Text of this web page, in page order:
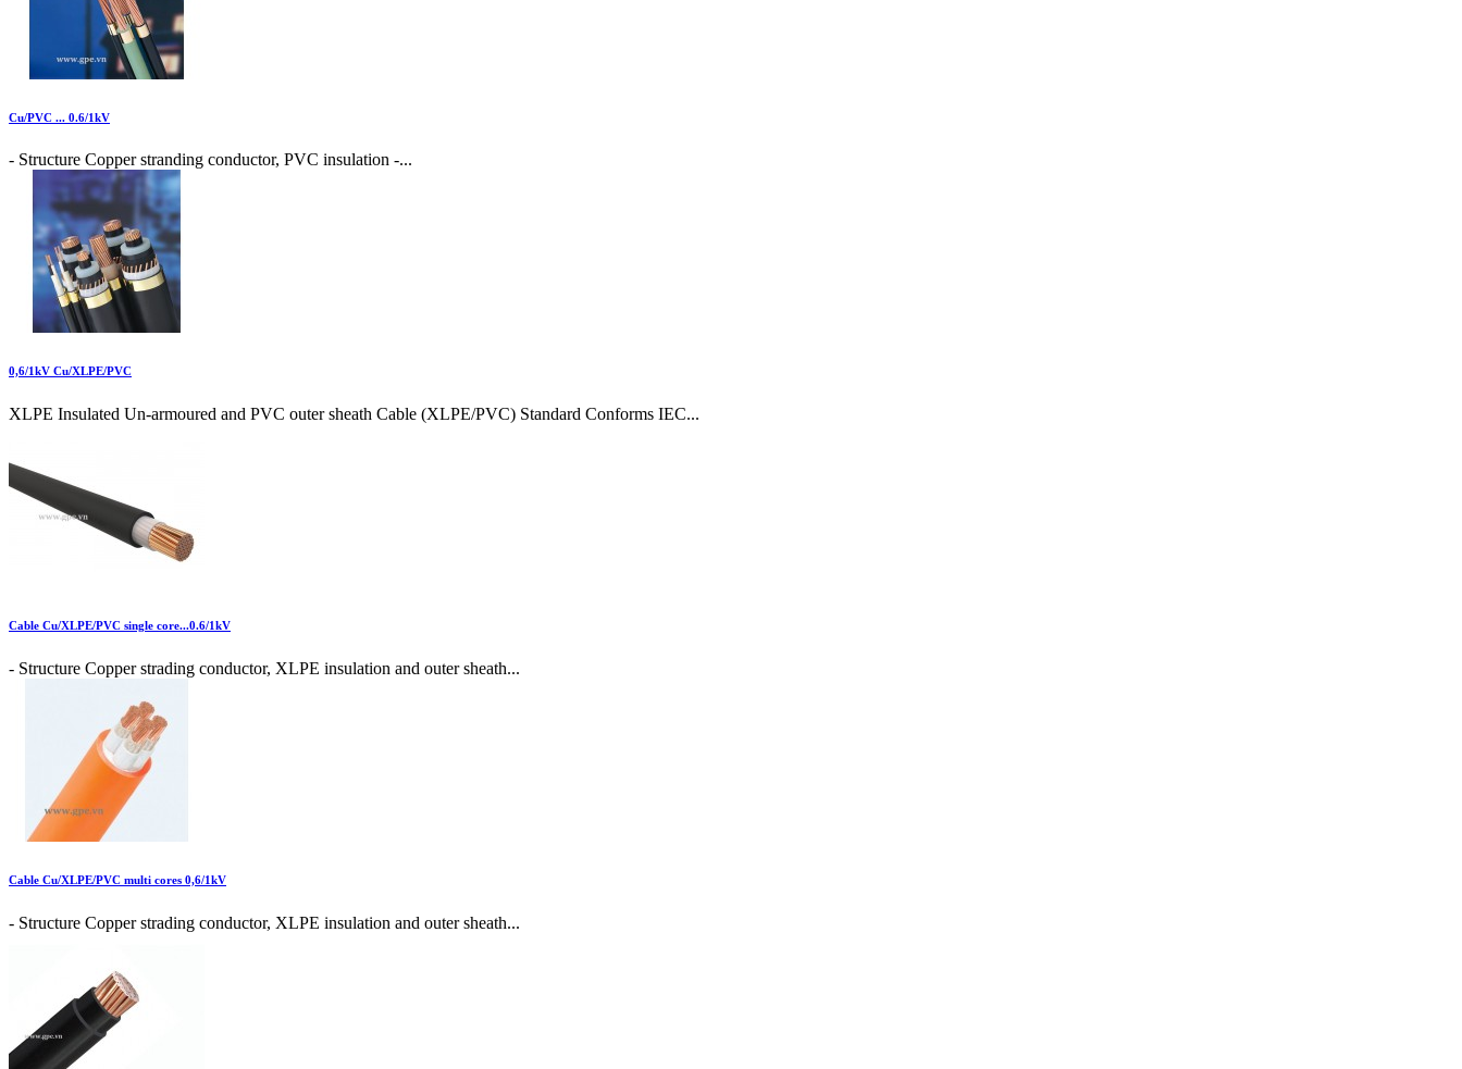
Cu/PVC ... 0.6/1kV
- Structure Copper stranding conductor, PVC insulation -...
0,6/1kV Cu/XLPE/PVC
XLPE Insulated Un-armoured and PVC outer sheath Cable (XLPE/PVC) Standard Conforms IEC...
Cable Cu/XLPE/PVC single core...0.6/1kV
- Structure Copper strading conductor, XLPE insulation and outer sheath...
Cable Cu/XLPE/PVC multi cores 0,6/1kV
- Structure Copper strading conductor, XLPE insulation and outer sheath...